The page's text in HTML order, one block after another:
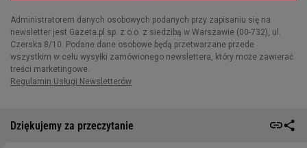
Dziękujemy za przeczytanie